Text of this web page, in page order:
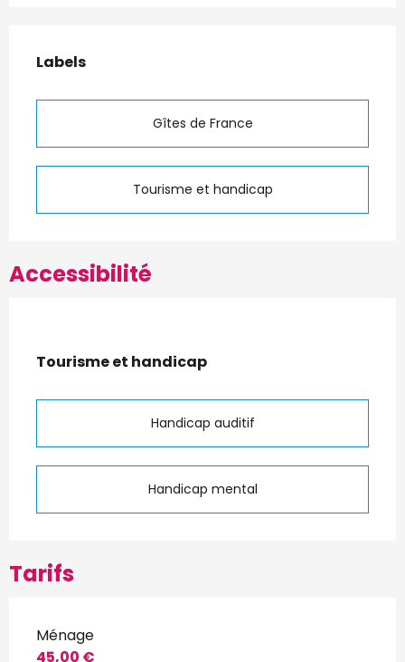
Offres de prestations
Labels
Labels
Gîtes de France
Tourisme et handicap
Accessibilité
Tourisme et handicap
Tourisme et handicap
Handicap auditif
Handicap mental
Tarifs
Ménage
45,00 €